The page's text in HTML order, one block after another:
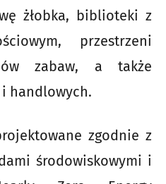
żłobka, biblioteki z
przestrzeni
zabaw, a także
i handlowych.
zgodnie z
środowiskowymi i